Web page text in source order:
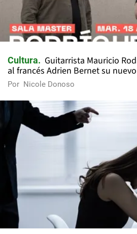
Cultura
Guitarrista Mauricio
al francés Adrien Bernet su
Por Nicole Donoso